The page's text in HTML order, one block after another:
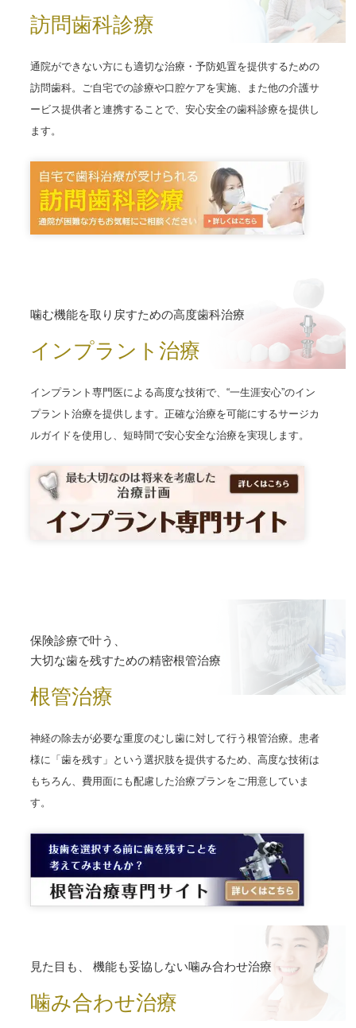
訪問歯科診療
通院ができない方にも適切な治療・予防処置を提供するための
訪問歯科。ご自宅での診療や口腔ケアを実施、また他の介護サ
ービス提供者と連携することで、安心安全の歯科診療を提供し
ます。
噛む機能を取り戻すための高度歯科治療
インプラント治療
インプラント専門医による高度な技術で、“一生涯安心”のイン
プラント治療を提供します。正確な治療を可能にするサージカ
ルガイドを使用し、短時間で安心安全な治療を実現します。
保険診療で叶う、
大切な歯を残すための精密根管治療
根管治療
神経の除去が必要な重度のむし歯に対して行う根管治療。患者
様に「歯を残す」という選択肢を提供するため、高度な技術は
もちろん、費用面にも配慮した治療プランをご用意していま
す。
見た目も、 機能も妥協しない噛み合わせ治療
噛み合わせ治療